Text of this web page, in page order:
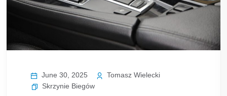
June 30, 2025
Tomasz Wielecki
Skrzynie Biegów